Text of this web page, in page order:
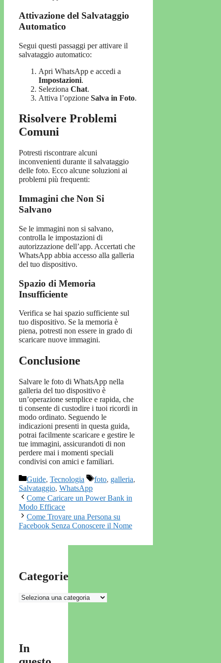
Attivazione del Salvataggio
Automatico
Segui questi passaggi per attivare il
salvataggio automatico:
Apri WhatsApp e accedi a
Impostazioni.
Seleziona Chat.
Attiva l’opzione Salva in Foto.
Risolvere Problemi
Comuni
Potresti riscontrare alcuni
inconvenienti durante il salvataggio
delle foto. Ecco alcune soluzioni ai
problemi più frequenti:
Immagini che Non Si
Salvano
Se le immagini non si salvano,
controlla le impostazioni di
autorizzazione dell’app. Accertati che
WhatsApp abbia accesso alla galleria
del tuo dispositivo.
Spazio di Memoria
Insufficiente
Verifica se hai spazio sufficiente sul
tuo dispositivo. Se la memoria è
piena, potresti non essere in grado di
scaricare nuove immagini.
Conclusione
Salvare le foto di WhatsApp nella
galleria del tuo dispositivo è
un’operazione semplice e rapida, che
ti consente di custodire i tuoi ricordi in
modo ordinato. Seguendo le
indicazioni presenti in questa guida,
potrai facilmente scaricare e gestire le
tue immagini, assicurandoti di non
perdere mai i momenti speciali
condivisi con amici e familiari.
Categorie
Guide, Tecnologia Tag
foto, galleria,
Salvataggio, WhatsApp
Come Caricare un Power Bank in
Modo Efficace
Come Trovare una Persona su
Facebook Senza Conoscere il Nome
Categorie
Categorie
In